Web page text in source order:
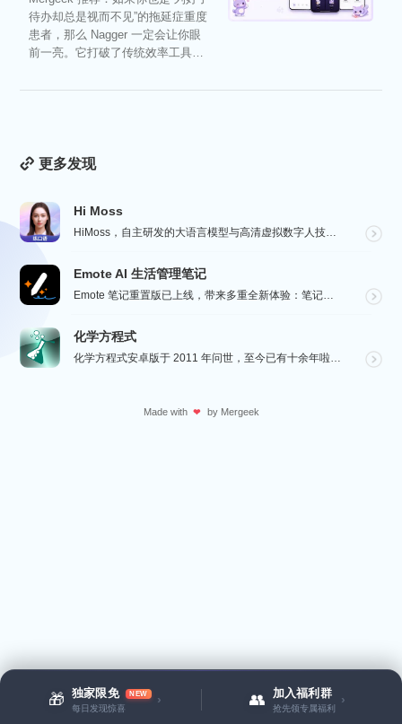
🎁 独家限免 NEW
每日发现惊喜
› 👥 加入福利群
抢先领专属福利
›
待办却总是视而不见”的拖延症重度
患者，那么 Nagger 一定会让你眼
前一亮。它打破了传统效率工具冰
更多发现
Hi Moss
HiMoss，自主研发的大语言模型与高清虚拟数字人技术，重塑英语口语教学的未来。 我们的 AI 虚拟...
Emote AI 生活管理笔记
Emote 笔记重置版已上线，带来多重全新体验：笔记架构全面升级，融合笔记、AI 与日程管理，打造高...
化学方程式
化学方程式安卓版于 2011 年问世，至今已有十余年啦！在广大网友的积极贡献和我们的悉心维护下，如今...
Made with ❤ by Mergeek